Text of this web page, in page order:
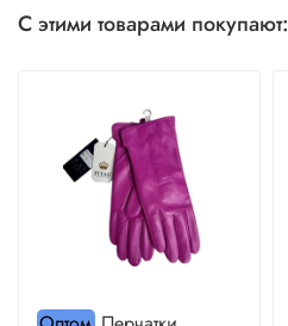
С этими товарами покупают: